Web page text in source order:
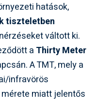
hatások,
tiszteletben
váltott ki.
a Thirty Meter
A TMT, mely a
infravörös
miatt jelentős